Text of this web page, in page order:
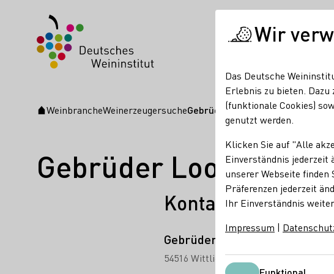
Startseite
WeinbrancheWeinerzeugersucheGebrüder Loosen GmbH
Gebrüder Loosen
Kontakt
Gebrüder Loosen GmbH
54516 Wittlich-Wengerohr Belinger
Wir
Das Deutsche
Erlebnis zu bieten. Dazu
(funktionale Cookies)
genutzt werden.
Klicken Sie auf "Alle
Einverständnis jederzeit
unserer Webseite
Präferenzen jederzeit
Ihr Einverständnis
Impressum |